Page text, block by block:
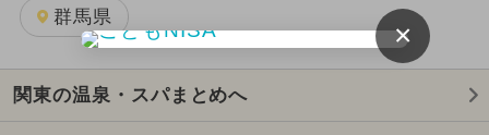
群馬県
関東の温泉・スパまとめへ
×